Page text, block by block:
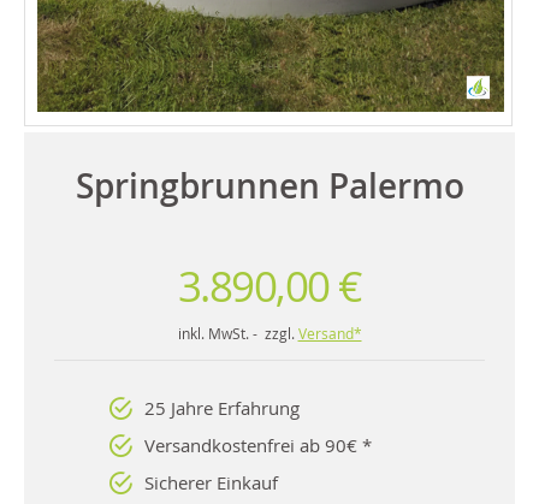
Springbrunnen Palermo
3.890,00 €
inkl. MwSt. - zzgl. Versand*
25 Jahre Erfahrung
Versandkostenfrei ab 90€ *
Sicherer Einkauf